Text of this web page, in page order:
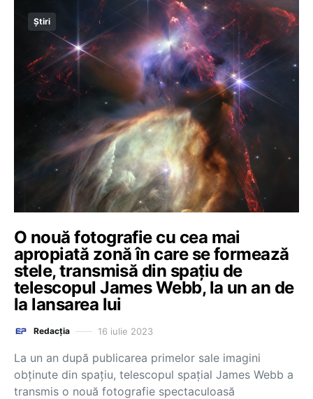
Știri
O nouă fotografie cu cea mai
apropiată zonă în care se formează
stele, transmisă din spațiu de
telescopul James Webb, la un an de
la lansarea lui
Redacția 16 iulie 2023
La un an după publicarea primelor sale imagini
obţinute din spaţiu, telescopul spaţial James Webb a
transmis o nouă fotografie spectaculoasă